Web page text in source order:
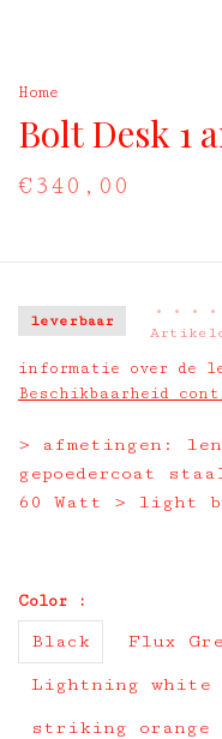
Home
Bolt Desk 1
€340,00
leverbaar
• • • •
informatie over de
Beschikbaarheid
> afmetingen:
gepoedercoat
60 Watt > light
Color :
Black Flux
Lightning white
striking orange